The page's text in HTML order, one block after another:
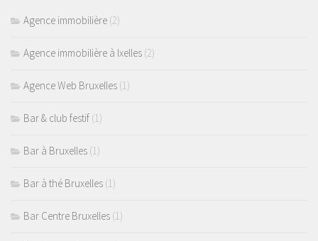
Agence immobilière (2)
Agence immobilière à Ixelles (2)
Agence Web Bruxelles (1)
Bar & club festif (1)
Bar à Bruxelles (1)
Bar à thé Bruxelles (1)
Bar Centre Bruxelles (1)